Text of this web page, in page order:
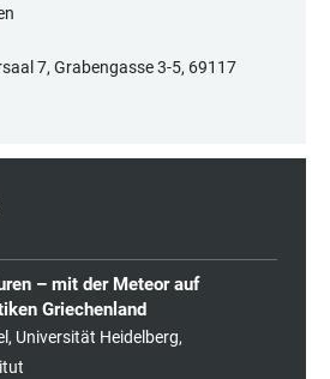
7, Grabengasse 3-5, 69117
– mit der Meteor auf
Griechenland
Universität Heidelberg,